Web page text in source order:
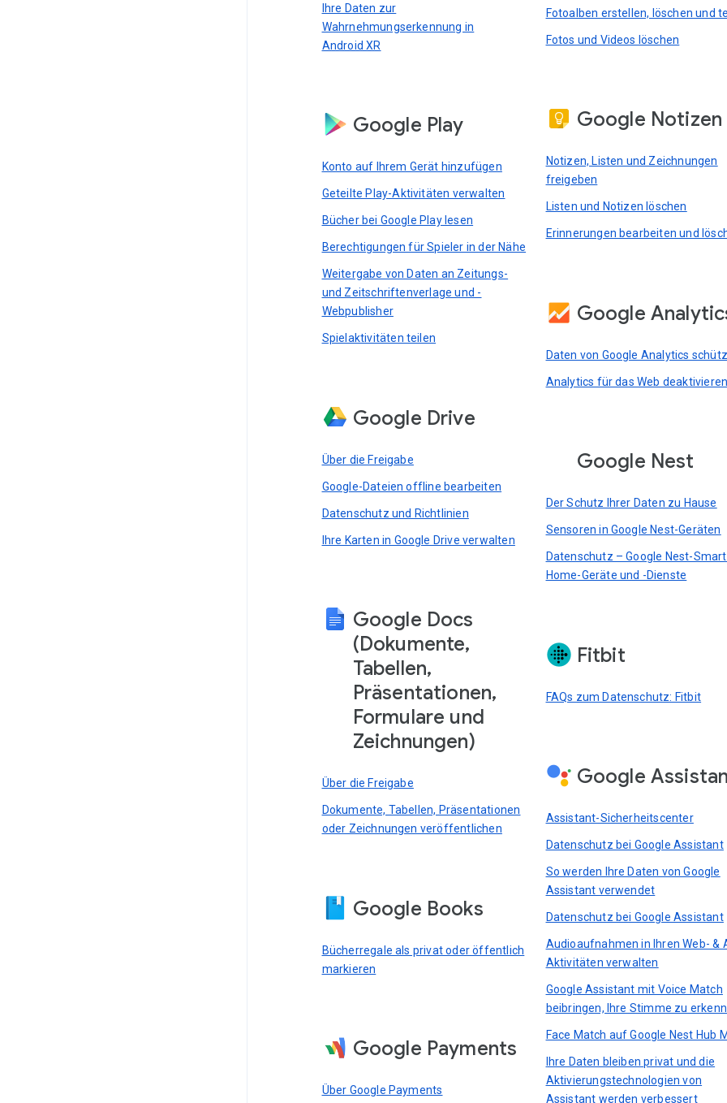
Ihre Daten zur
Wahrnehmungserkennung in
Android XR
Google Play
Konto auf Ihrem Gerät hinzufügen
Geteilte Play-Aktivitäten verwalten
Bücher bei Google Play lesen
Berechtigungen für Spieler in der Nähe
Weitergabe von Daten an Zeitungs-
und Zeitschriftenverlage und -
Webpublisher
Spielaktivitäten teilen
Google Drive
Über die Freigabe
Google-Dateien offline bearbeiten
Datenschutz und Richtlinien
Ihre Karten in Google Drive verwalten
Google Docs
(Dokumente,
Tabellen,
Präsentationen,
Formulare und
Zeichnungen)
Über die Freigabe
Dokumente, Tabellen, Präsentationen
oder Zeichnungen veröffentlichen
Google Books
Bücherregale als privat oder öffentlich
markieren
Google Payments
Über Google Payments
Fotoalben erstellen, löschen und
Fotos und Videos löschen
Google Notizen
Notizen, Listen und Zeichnungen
freigeben
Listen und Notizen löschen
Erinnerungen bearbeiten und
Google
Daten von Google Analytics
Analytics für das Web deaktivieren
Google Nest
Der Schutz Ihrer Daten zu Hause
Sensoren in Google Nest-Geräten
Datenschutz – Google Nest-
Home-Geräte und -Dienste
Fitbit
FAQs zum Datenschutz: Fitbit
Google
Assistant-Sicherheitscenter
Datenschutz bei Google Assistant
So werden Ihre Daten von Google
Assistant verwendet
Datenschutz bei Google Assistant
Audioaufnahmen in Ihren Web- &
Aktivitäten verwalten
Google Assistant mit Voice Match
beibringen, Ihre Stimme zu
Face Match auf Google Nest Hub
Ihre Daten bleiben privat und die
Aktivierungstechnologien von
Assistant werden verbessert